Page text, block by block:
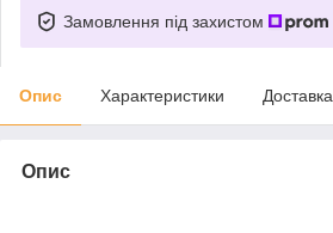
Замовлення під захистом
Опис Характеристики Доставка
Опис